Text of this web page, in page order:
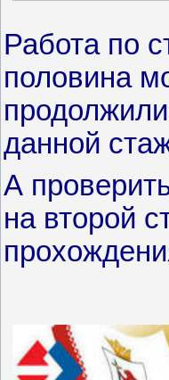
Работа по
половина
данной
А
на второй